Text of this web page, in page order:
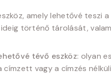
amely lehetővé teszi
ideig történő tárolását,
tévő eszköz: olyan
címzett vagy a címzés